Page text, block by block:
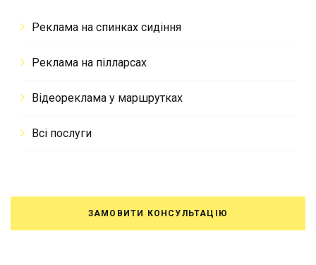
Реклама на спинках сидіння
Реклама на пілларсах
Відеореклама у маршрутках
Всі послуги
ЗАМОВИТИ КОНСУЛЬТАЦІЮ